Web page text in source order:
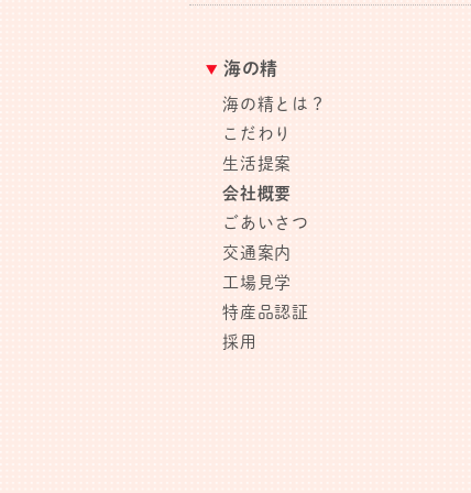
海の精
海の精とは？
こだわり
生活提案
会社概要
ごあいさつ
交通案内
工場見学
特産品認証
採用